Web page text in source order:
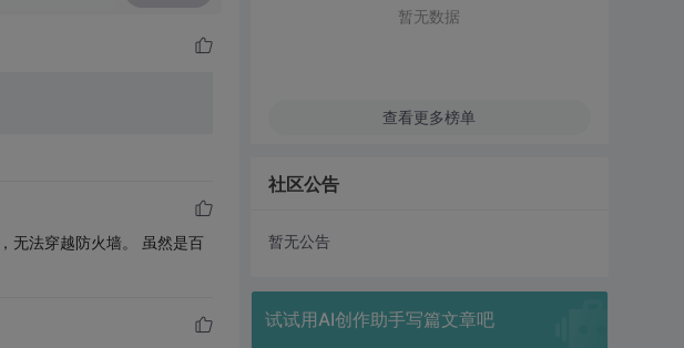
无法穿越防火墙。 虽然是百
暂无数据
查看更多榜单
社区公告
暂无公告
试试用AI创作助手写篇文章吧